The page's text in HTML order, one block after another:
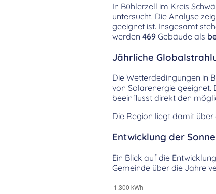
In Bühlerzell im Kreis
untersucht. Die Analyse
geeignet ist. Insgesamt
werden 469 Gebäude als
Jährliche
Die Wetterdedingungen in
von Solarenergie geeignet.
beeinflusst direkt den
Die Region liegt damit
Entwicklung der
Ein Blick auf die
Gemeinde über die Jahre